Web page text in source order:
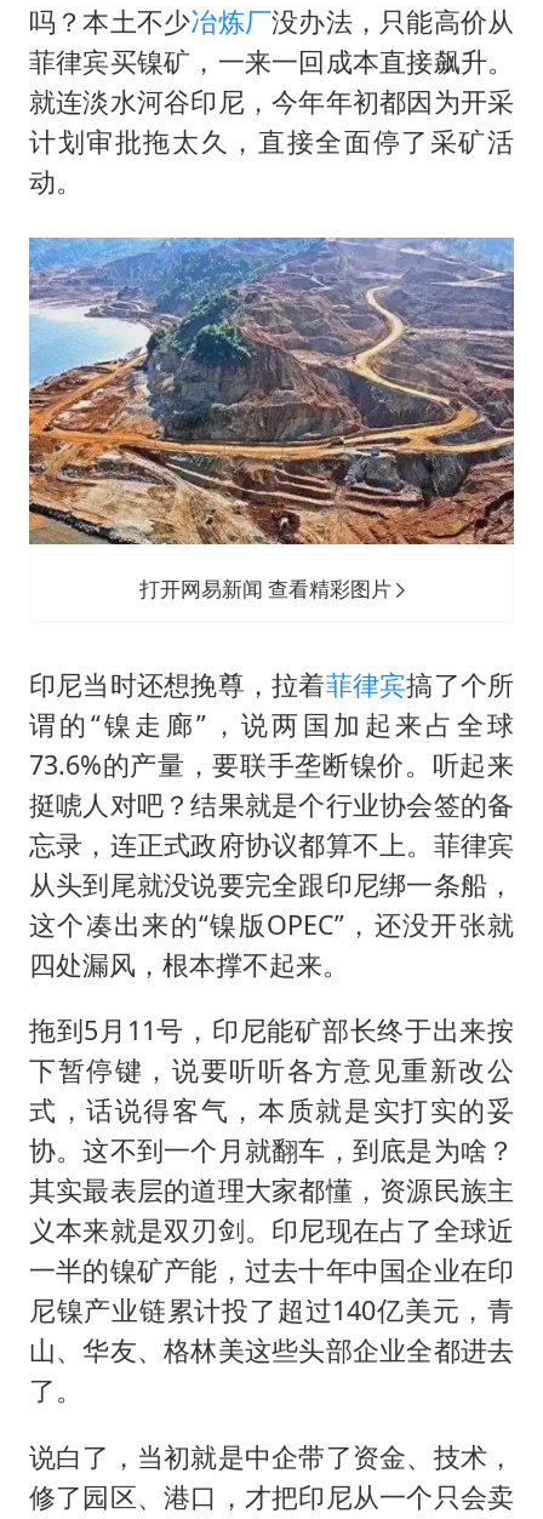
吗？本土不少冶炼厂没办法，只能高价从
菲律宾买镍矿，一来一回成本直接飙升。
就连淡水河谷印尼，今年年初都因为开采
计划审批拖太久，直接全面停了采矿活
动。
打开网易新闻 查看精彩图片
印尼当时还想挽尊，拉着菲律宾搞了个所
谓的“镍走廊”，说两国加起来占全球
73.6%的产量，要联手垄断镍价。听起来
挺唬人对吧？结果就是个行业协会签的备
忘录，连正式政府协议都算不上。菲律宾
从头到尾就没说要完全跟印尼绑一条船，
这个凑出来的“镍版OPEC”，还没开张就
四处漏风，根本撑不起来。
拖到5月11号，印尼能矿部长终于出来按
下暂停键，说要听听各方意见重新改公
式，话说得客气，本质就是实打实的妥
协。这不到一个月就翻车，到底是为啥？
其实最表层的道理大家都懂，资源民族主
义本来就是双刃剑。印尼现在占了全球近
一半的镍矿产能，过去十年中国企业在印
尼镍产业链累计投了超过140亿美元，青
山、华友、格林美这些头部企业全都进去
了。
说白了，当初就是中企带了资金、技术，
修了园区、港口，才把印尼从一个只会卖